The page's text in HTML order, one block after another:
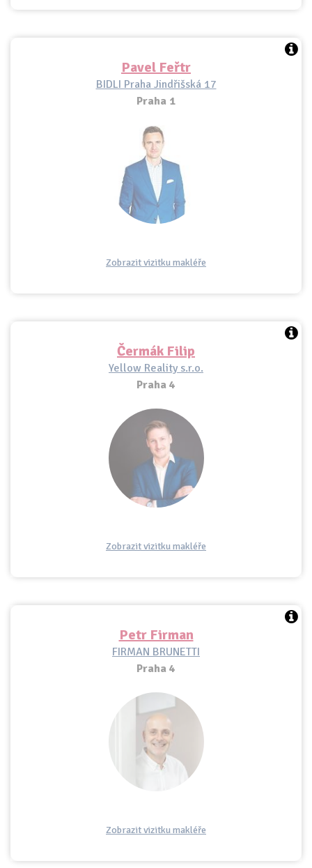
Pavel Feřtr
BIDLI Praha Jindřišská 17
Praha 1
Zobrazit vizitku makléře
Čermák Filip
Yellow Reality s.r.o.
Praha 4
Zobrazit vizitku makléře
Petr Firman
FIRMAN BRUNETTI
Praha 4
Zobrazit vizitku makléře